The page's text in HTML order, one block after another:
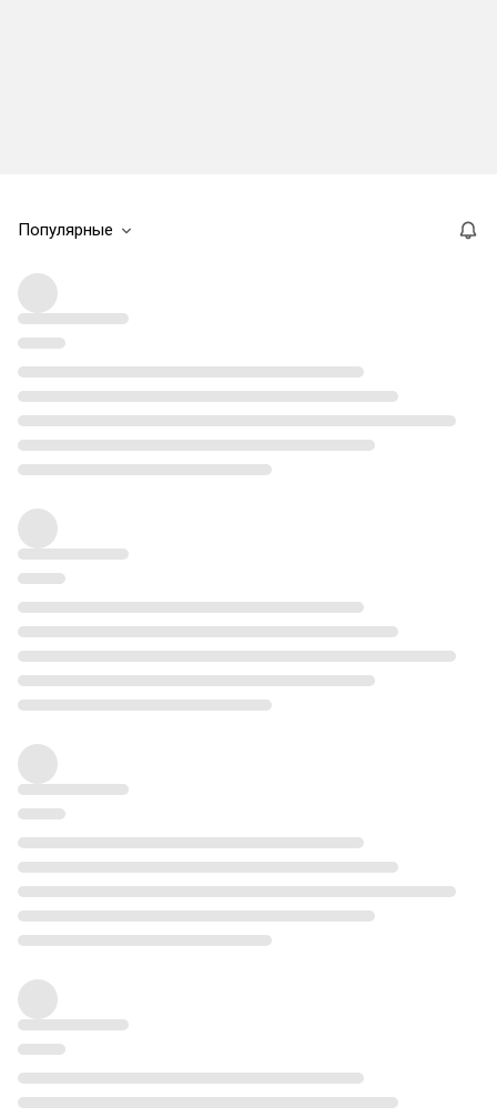
Популярные